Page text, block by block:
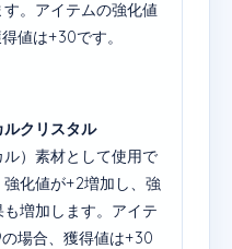
。アイテムの強化値
値は+30です。
クリスタル
）素材として使用で
化値が+2増加し、強
増加します。アイテ
場合、獲得値は+30